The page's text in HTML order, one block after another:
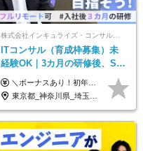
ITコンサル（育成枠募集）未
経験OK｜3カ月の研修後、SE
からコンサルへステップアッ
プ｜リモート8割以上
＼ボーナスあり！初年度から年収300万円以上／ ■月給24万2,200円～35万円＋賞与＋各種手当 ※経験・年齢・能力等を考慮し決定いたします。 ※試用期間中（3カ月）は契約社員で、月給21万円＋諸手当になります。 （試用期間中は残業が発生しません。その他の待遇に変更はありません。） ＼自分の市場価値が上がる／ 定量評価×定性評価の明確な基準での評価制度を設けており、自分の目標達成度合いや仕事に対しての姿勢が給与にも反映されるようになっています。そのため、平均昇給額は40万円以上！100万円以上昇給する人もいます！ 【固定残業代について】 固定残業30時間分（46,000円～69,375円）を含む ※超過分は別途全額支給
東京都_神奈川県_埼玉県_千葉県_大阪府_愛知県_北海道_青森県_岩手県_宮城県_秋田県_山形県_福島県_茨城県_栃木県_群馬県_新潟県_山梨県_長野県_富山県_石川県_福井県_静岡県_岐阜県_三重県_兵庫県_京都府_滋賀県_奈良県_和歌山県_広島県_岡山県_鳥取県_島根県_山口県_徳島県_香川県_愛媛県_高知県_福岡県_熊本県_佐賀県_長崎県_大分県_宮崎県_鹿児島県_沖縄県